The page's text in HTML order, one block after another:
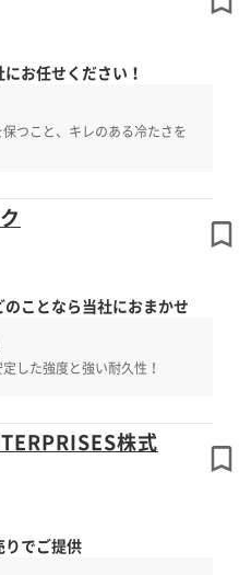
お任せください！
つこと、キレのある冷たさを
ことなら当社におまかせ
した強度と強い耐久性！
株式
りでご提供